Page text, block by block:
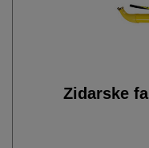
Zidarske